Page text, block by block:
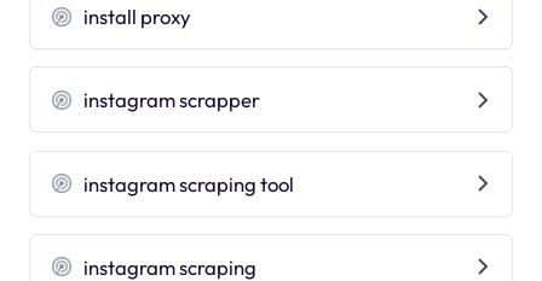
install proxy
instagram scrapper
instagram scraping tool
instagram scraping